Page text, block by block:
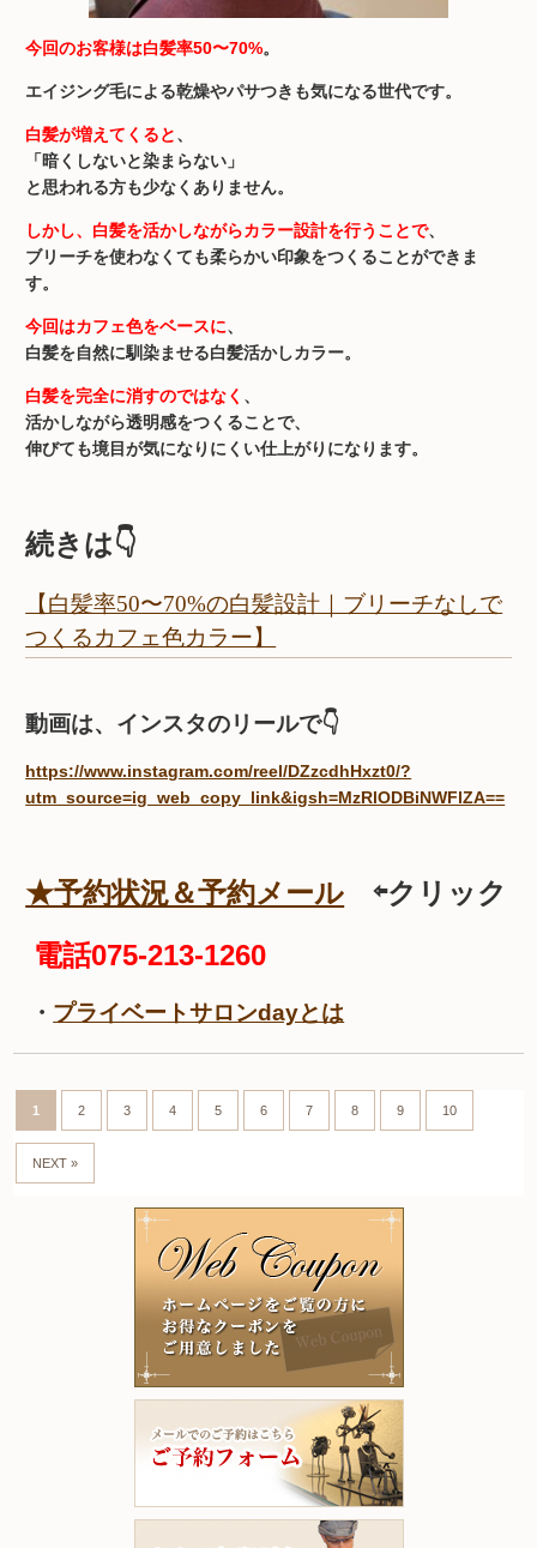
今回のお客様は白髪率50〜70%。
エイジング毛による乾燥やパサつきも気になる世代です。
白髪が増えてくると、
「暗くしないと染まらない」
と思われる方も少なくありません。
しかし、白髪を活かしながらカラー設計を行うことで、
ブリーチを使わなくても柔らかい印象をつくることができま
す。
今回はカフェ色をベースに、
白髪を自然に馴染ませる白髪活かしカラー。
白髪を完全に消すのではなく 、
活かしながら透明感をつくることで、
伸びても境目が気になりにくい仕上がりになります。
続きは👇
【白髪率50〜70%の白髪設計｜ブリーチなしで
つくるカフェ色カラー】
動画は、インスタのリールで👇
https://www.instagram.com/reel/DZzcdhHxzt0/?
utm_source=ig_web_copy_link&igsh=MzRlODBiNWFlZA==
★予約状況＆予約メール ⇦クリック
電話075-213-1260
・ プライベートサロンdayとは
1 2 3 4 5 6 7 8 9 10
NEXT »